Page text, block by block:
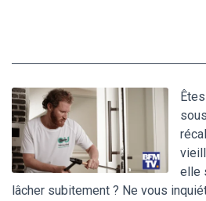
elle
lâcher subitement ? Ne vous